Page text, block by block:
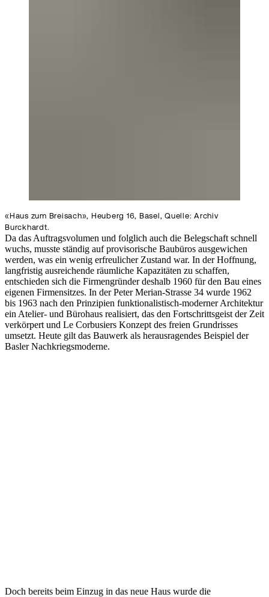
«Haus zum Breisach», Heuberg 16, Basel, Quelle: Archiv
Burckhardt.
Da das Auftragsvolumen und folglich auch die Belegschaft schnell
wuchs, musste ständig auf provisorische Baubüros ausgewichen
werden, was ein wenig erfreulicher Zustand war. In der Hoffnung,
langfristig ausreichende räumliche Kapazitäten zu schaffen,
entschieden sich die Firmengründer deshalb 1960 für den Bau eines
eigenen Firmensitzes. In der Peter Merian-Strasse 34 wurde 1962
bis 1963 nach den Prinzipien funktionalistisch-moderner Architektur
ein Atelier- und Bürohaus realisiert, das den Fortschrittsgeist der Zeit
verkörpert und Le Corbusiers Konzept des freien Grundrisses
umsetzt. Heute gilt das Bauwerk als herausragendes Beispiel der
Basler Nachkriegsmoderne.
Doch bereits beim Einzug in das neue Haus wurde die